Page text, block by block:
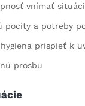
vnímať
pocity a potreby
prispieť k
prosbu